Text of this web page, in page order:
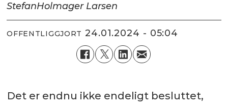
StefanHolmager Larsen
OFFENTLIGGJORT 24.01.2024 - 05:04
Det er endnu ikke endeligt besluttet,